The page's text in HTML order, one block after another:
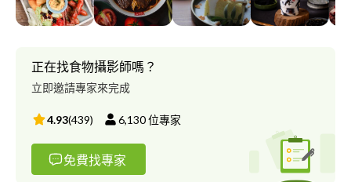
龍肉脯田 老張牛肉麵 吉食達 M9英倫餐酒館 黑膠漢堡 光鍋物 十方
苑 秦小姐豆漿 早健康 健康餐盒 同一牛排 鴨肉榮
正在找食物攝影師嗎？
立即邀請專家來完成
4.93(439) 6,130位專家
免費找專家